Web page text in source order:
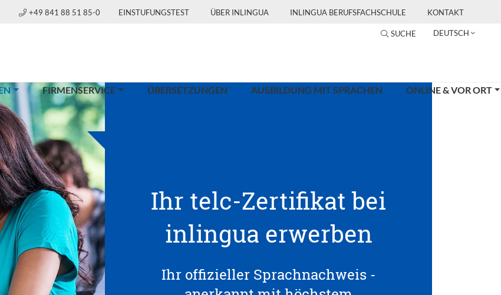
+49 841 88 51 85-0 EINSTUFUNGSTEST ÜBER INLINGUA INLINGUA BERUFSFACHSCHULE KONTAKT
SUCHE DEUTSCH
(CURRENT)FIRMENSERVICE ÜBERSETZUNGEN AUSBILDUNG MIT SPRACHEN ONLINE & VOR ORT
Ihr telc-Zertifikat bei
inlingua erwerben
Ihr offizieller Sprachnachweis -